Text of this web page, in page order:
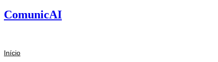
ComunicAI
Início